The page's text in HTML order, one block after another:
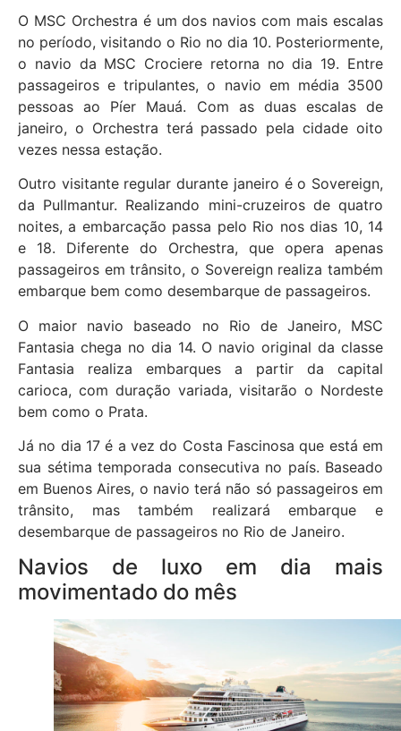
O MSC Orchestra é um dos navios com mais escalas
no período, visitando o Rio no dia 10. Posteriormente,
o navio da MSC Crociere retorna no dia 19. Entre
passageiros e tripulantes, o navio em média 3500
pessoas ao Píer Mauá. Com as duas escalas de
janeiro, o Orchestra terá passado pela cidade oito
vezes nessa estação.
Outro visitante regular durante janeiro é o Sovereign,
da Pullmantur. Realizando mini-cruzeiros de quatro
noites, a embarcação passa pelo Rio nos dias 10, 14
e 18. Diferente do Orchestra, que opera apenas
passageiros em trânsito, o Sovereign realiza também
embarque bem como desembarque de passageiros.
O maior navio baseado no Rio de Janeiro, MSC
Fantasia chega no dia 14. O navio original da classe
Fantasia realiza embarques a partir da capital
carioca, com duração variada, visitarão o Nordeste
bem como o Prata.
Já no dia 17 é a vez do Costa Fascinosa que está em
sua sétima temporada consecutiva no país. Baseado
em Buenos Aires, o navio terá não só passageiros em
trânsito, mas também realizará embarque e
desembarque de passageiros no Rio de Janeiro.
Navios de luxo em dia mais
movimentado do mês